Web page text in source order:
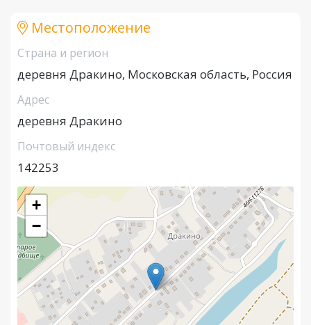
Местоположение
Страна и регион
деревня Дракино, Московская область, Россия
Адрес
деревня Дракино
Почтовый индекс
142253
+
−